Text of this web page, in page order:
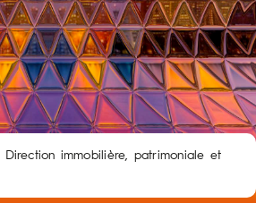
Direction immobilière, patrimoniale et